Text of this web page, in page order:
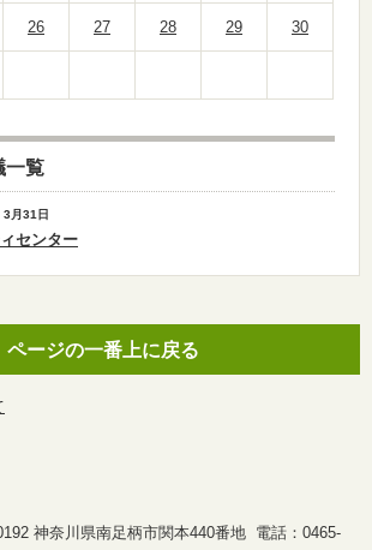
26 27 28 29 30
一覧
3月31日
センター
ページの一番上に戻る
神奈川県南足柄市関本440番地 電話：0465-